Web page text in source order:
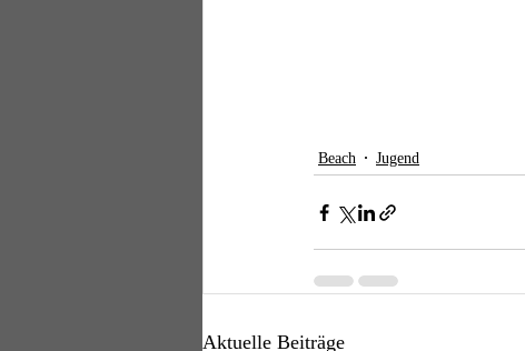
Beach Jugend
Aktuelle Beiträge